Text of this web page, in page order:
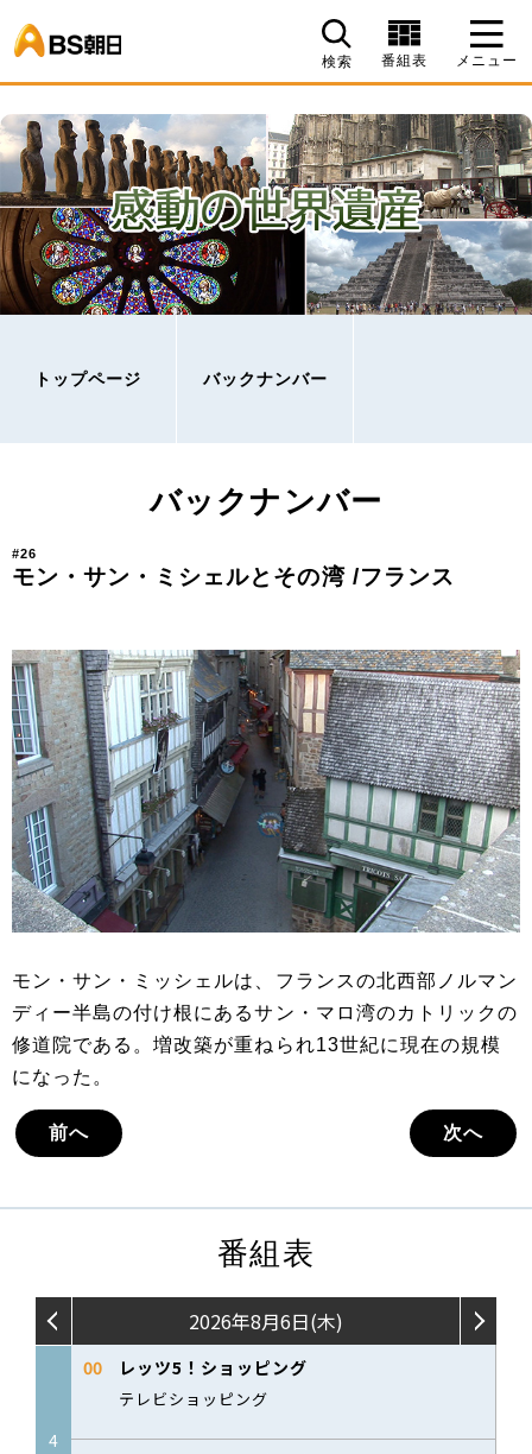
検索 番組表 メニュー
トップページ バックナンバー
バックナンバー
#26
モン・サン・ミシェルとその湾 /フランス
モン・サン・ミッシェルは、フランスの北西部ノルマン
ディー半島の付け根にあるサン・マロ湾のカトリックの
修道院である。増改築が重ねられ13世紀に現在の規模
になった。
前へ 次へ
番組表